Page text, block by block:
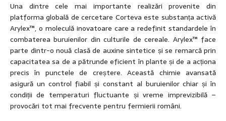
Una dintre cele mai importante realizări provenite din
platforma globală de cercetare Corteva este substanța activă
Arylex™, o moleculă inovatoare care a redefinit standardele în
combaterea buruienilor din culturile de cereale. Arylex™ face
parte dintr-o nouă clasă de auxine sintetice și se remarcă prin
capacitatea sa de a pătrunde eficient în plante și de a acționa
precis în punctele de creștere. Această chimie avansată
asigură un control fiabil și constant al buruienilor chiar și în
condiții de temperaturi fluctuante și vreme imprevizibilă –
provocări tot mai frecvente pentru fermierii români.